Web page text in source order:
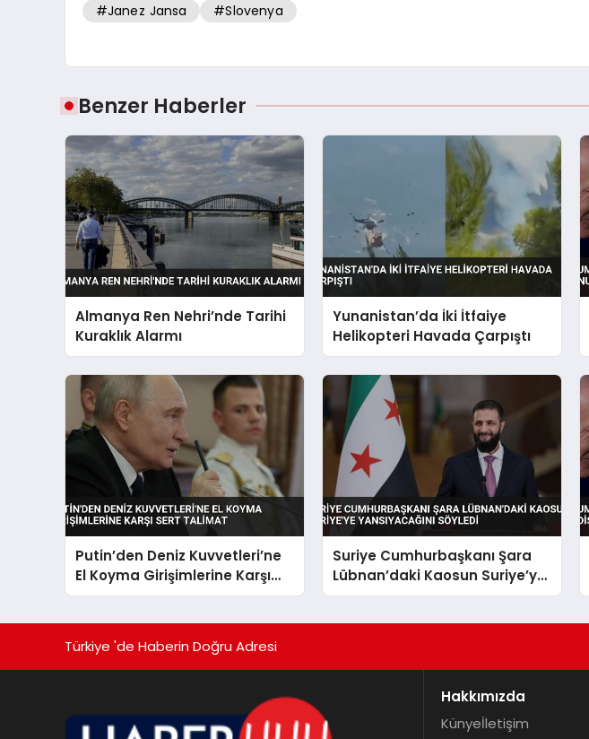
#Janez Jansa #Slovenya
Benzer Haberler
Almanya Ren Nehri’nde Tarihi
Kuraklık Alarmı
Yunanistan’da İki İtfaiye
Helikopteri Havada Çarpıştı
Putin’den Deniz Kuvvetleri’ne
El Koyma Girişimlerine Karşı
Sert Talimat
Suriye Cumhurbaşkanı Şara
Lübnan’daki Kaosun Suriye’ye
Yansıyacağını Söyledi
Türkiye 'de Haberin Doğru Adresi
Hakkımızda
Künyeİletişim